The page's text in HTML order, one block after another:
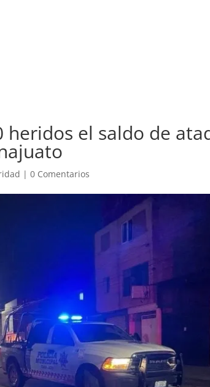
heridos el saldo de
|0 Comentarios